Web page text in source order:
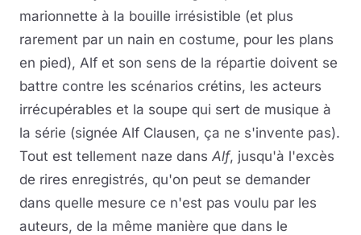
marionnette à la bouille irrésistible (et plus
rarement par un nain en costume, pour les plans
en pied), Alf et son sens de la répartie doivent se
battre contre les scénarios crétins, les acteurs
irrécupérables et la soupe qui sert de musique à
la série (signée Alf Clausen, ça ne s'invente pas).
Tout est tellement naze dans Alf, jusqu'à l'excès
de rires enregistrés, qu'on peut se demander
dans quelle mesure ce n'est pas voulu par les
auteurs, de la même manière que dans le